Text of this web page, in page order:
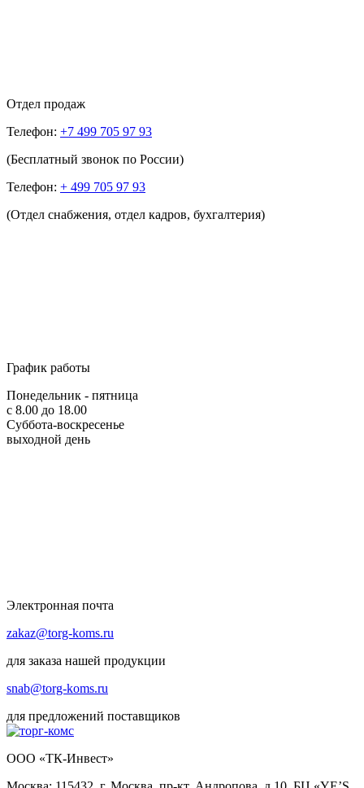
Отдел продаж
Телефон: +7 499 705 97 93
(Бесплатный звонок по России)
Телефон: + 499 705 97 93
(Отдел снабжения, отдел кадров, бухгалтерия)
График работы
Понедельник - пятница
с 8.00 до 18.00
Суббота-воскресенье
выходной день
Электронная почта
zakaz@torg-koms.ru
для заказа нашей продукции
snab@torg-koms.ru
для предложений поставщиков
ООО «ТК-Инвест»